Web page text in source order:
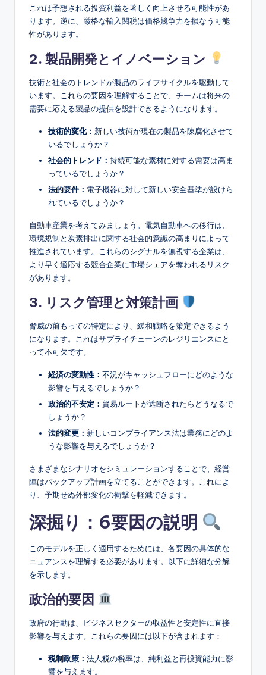
これは予想される投資利益を著しく向上させる可能性があ
ります。逆に、厳格な輸入関税は価格競争力を損なう可能
性があります。
2. 製品開発とイノベーション
技術と社会のトレンドが製品のライフサイクルを駆動して
います。これらの要因を理解することで、チームは将来の
需要に応える製品の提供を設計できるようになります。
技術的変化： 新しい技術が現在の製品を陳腐化させて
いるでしょうか？
社会的トレンド： 持続可能な素材に対する需要は高ま
っているでしょうか？
法的要件： 電子機器に対して新しい安全基準が設けら
れているでしょうか？
自動車産業を考えてみましょう。電気自動車への移行は、
環境規制と炭素排出に関する社会的意識の高まりによって
推進されています。これらのシグナルを無視する企業は、
より早く適応する競合企業に市場シェアを奪われるリスク
があります。
3. リスク管理と対策計画
脅威の前もっての特定により、緩和戦略を策定できるよう
になります。これはサプライチェーンのレジリエンスにと
って不可欠です。
経済の変動性： 不況がキャッシュフローにどのような
影響を与えるでしょうか？
政治的不安定： 貿易ルートが遮断されたらどうなるで
しょうか？
法的変更： 新しいコンプライアンス法は業務にどのよ
うな影響を与えるでしょうか？
さまざまなシナリオをシミュレーションすることで、経営
陣はバックアップ計画を立てることができます。これによ
り、予期せぬ外部変化の衝撃を軽減できます。
深掘り：6要因の説明
このモデルを正しく適用するためには、各要因の具体的な
ニュアンスを理解する必要があります。以下に詳細な分解
を示します。
政治的要因
政府の行動は、ビジネスセクターの収益性と安定性に直接
影響を与えます。これらの要因には以下が含まれます：
税制政策： 法人税の税率は、純利益と再投資能力に影
響を与えます。